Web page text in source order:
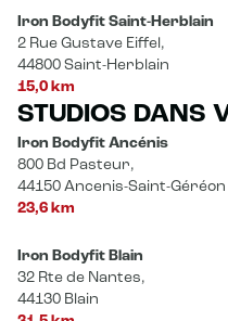
Iron Bodyfit Saint-Herblain
2 Rue Gustave Eiffel,
44800 Saint-Herblain
15,0 km
STUDIOS DANS
Iron Bodyfit Ancénis
800 Bd Pasteur,
44150 Ancenis-Saint-Géréon
23,6 km
Iron Bodyfit Blain
32 Rte de Nantes,
44130 Blain